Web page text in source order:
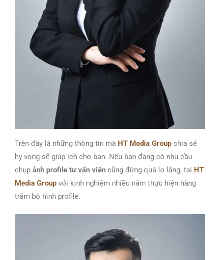
Trên đây là những thông tin mà HT Media Group chia sẻ
hy vọng sẽ giúp ích cho bạn. Nếu bạn đang có nhu cầu
chụp ảnh profile tư vấn viên cũng đừng quá lo lắng, tại HT
Media Group với kinh nghiệm nhiều năm thực hiện hàng
trăm bộ hình profile.